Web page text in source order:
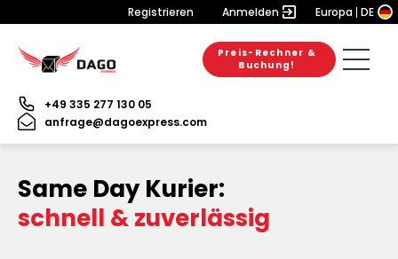
Registrieren Anmelden Europa DE
Preis-Rechner &
Buchung!
+49 335 277 130 05
anfrage@dagoexpress.com
Same Day Kurier:
schnell & zuverlässig